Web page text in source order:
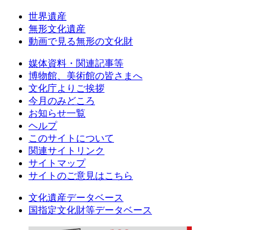
世界遺産
無形文化遺産
動画で見る無形の文化財
媒体資料・関連記事等
博物館、美術館の皆さまへ
文化庁よりご挨拶
今月のみどころ
お知らせ一覧
ヘルプ
このサイトについて
関連サイトリンク
サイトマップ
サイトのご意見はこちら
文化遺産データベース
国指定文化財等データベース